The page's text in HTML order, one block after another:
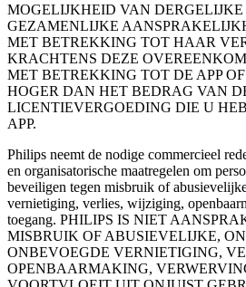
MOGELIJKHEID VAN DERGELIJKE
GEZAMENLIJKE
MET BETREKKING TOT HAAR
KRACHTENS DEZE
MET BETREKKING TOT DE APP
HOGER DAN HET BEDRAG VAN
LICENTIEVERGOEDING DIE U
APP.
Philips neemt de nodige commercieel
en organisatorische maatregelen om
beveiligen tegen misbruik of
vernietiging, verlies, wijziging,
toegang. PHILIPS IS NIET
MISBRUIK OF ABUSIEVELIJKE,
ONBEVOEGDE VERNIETIGING,
OPENBAARMAKING,